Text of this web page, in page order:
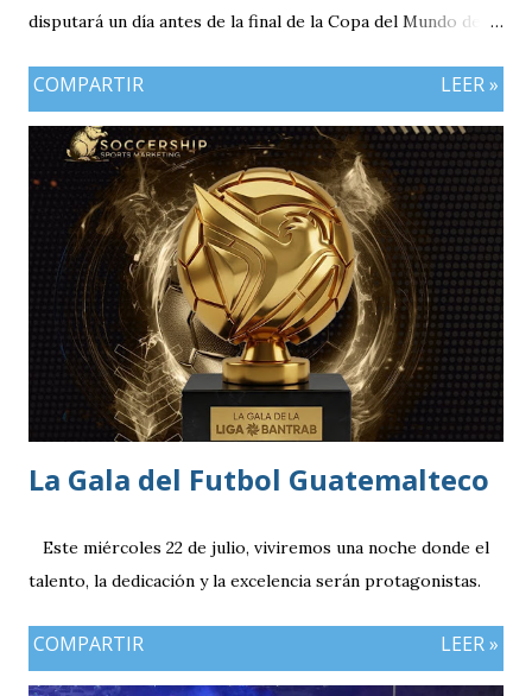
disputará un día antes de la final de la Copa del Mundo de la
especialmente futbolera para los aficionados
equipo más regular del torneo tras g
COMPARTIR LEER »
La Gala del Futbol Guatemalteco
Este miércoles 22 de julio, viviremos una noche donde el
talento, la dedicación y la excelencia serán protagonistas.
COMPARTIR LEER »